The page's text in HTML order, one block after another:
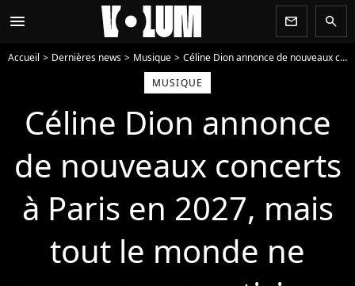
menu newsletter search
Accueil Dernières news Musique
Céline Dion annonce de nouveaux concerts à Paris en 2027, mais tout le monde ne pourra pas participer à la vente
MUSIQUE
Céline Dion annonce
de nouveaux concerts
à Paris en 2027, mais
tout le monde ne